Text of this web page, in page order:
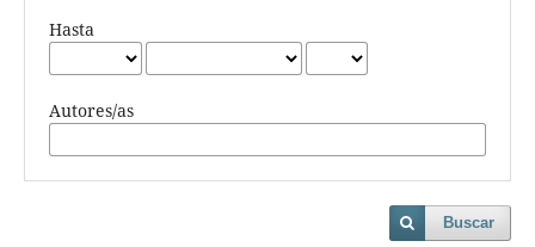
Hasta
Autores/as
Buscar